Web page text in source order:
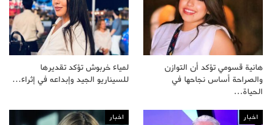
هانية قسومي تؤكد أن التوازن
والصراحة أساس نجاحها في
الحياة…
لمياء خربوش تؤكد تقديرها
للسيناريو الجيد وإبداعه في إثراء…
اخبار اخبار